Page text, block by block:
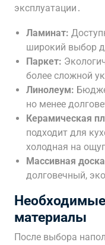
эксплуатации․
Ламинат:
широкий выбор
Паркет:
более сложной
Линолеум:
но менее
Керамическая
подходит для
холодная на
Массивная
долговечный,
материалы
После выбора